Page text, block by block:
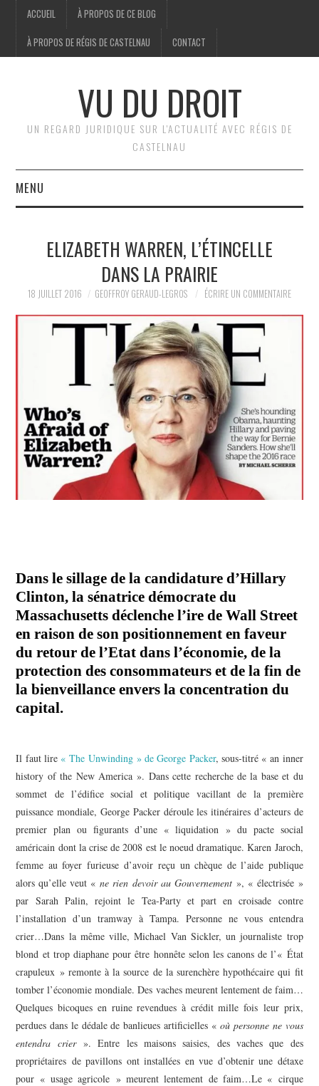
ACCUEIL À PROPOS DE CE BLOG
À PROPOS DE RÉGIS DE CASTELNAU CONTACT
VU DU DROIT
UN REGARD JURIDIQUE SUR L'ACTUALITÉ AVEC RÉGIS DE
CASTELNAU
MENU
BRÈVES
JURIDIQUE
POLITIQUE
CULTURE
SPORT
ELIZABETH WARREN, L’ÉTINCELLE
DANS LA PRAIRIE
18 JUILLET 2016 GEOFFROY GERAUD-LEGROS ÉCRIRE UN COMMENTAIRE
Dans le sillage de la candidature d’Hillary
Clinton, la sénatrice démocrate du
Massachusetts déclenche l’ire de Wall Street
en raison de son positionnement en faveur
du retour de l’Etat dans l’économie, de la
protection des consommateurs et de la fin de
la bienveillance envers la concentration du
capital.
Il faut lire « The Unwinding » de George Packer, sous-titré « an inner
history of the New America ». Dans cette recherche de la base et du
sommet de l’édifice social et politique vacillant de la première
puissance mondiale, George Packer déroule les itinéraires d’acteurs de
premier plan ou figurants d’une « liquidation » du pacte social
américain dont la crise de 2008 est le noeud dramatique. Karen Jaroch,
femme au foyer furieuse d’avoir reçu un chèque de l’aide publique
alors qu’elle veut «ne rien devoir au Gouvernement», « électrisée »
par Sarah Palin, rejoint le Tea-Party et part en croisade contre
l’installation d’un tramway à Tampa. Personne ne vous entendra
crier…Dans la même ville, Michael Van Sickler, un journaliste trop
blond et trop diaphane pour être honnête selon les canons de l’« État
crapuleux » remonte à la source de la surenchère hypothécaire qui fit
tomber l’économie mondiale. Des vaches meurent lentement de faim…
Quelques bicoques en ruine revendues à crédit mille fois leur prix,
perdues dans le dédale de banlieues artificielles «où personne ne vous
entendra crier». Entre les maisons saisies, des vaches que des
propriétaires de pavillons ont installées en vue d’obtenir une détaxe
pour « usage agricole » meurent lentement de faim…Le « cirque